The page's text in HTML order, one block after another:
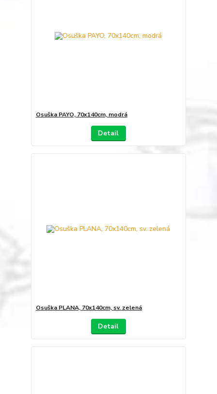
Osuška PAYO, 70x140cm, modrá
Detail
Osuška PLANA, 70x140cm, sv. zelená
Detail